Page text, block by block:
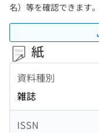
名）等を確認できます。
紙
資料種別
雑誌
ISSN